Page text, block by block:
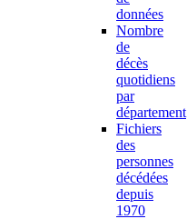
données
Nombre
de
décès
quotidiens
par
département
Fichiers
des
personnes
décédées
depuis
1970